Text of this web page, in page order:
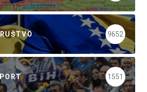
9652
1551